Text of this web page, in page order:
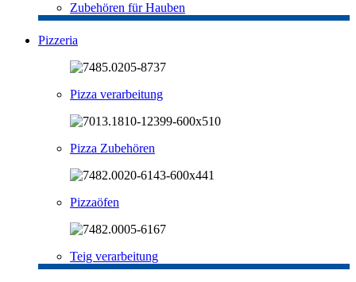
Zubehören für Hauben
Pizzeria
Pizza verarbeitung
Pizza Zubehören
Pizzaöfen
Teig verarbeitung